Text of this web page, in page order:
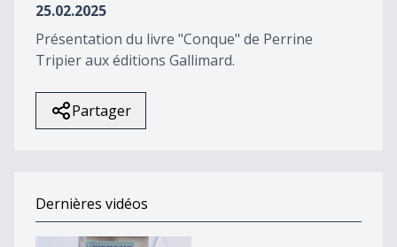
seconds
25.02.2025
Présentation du livre "Conque" de Perrine
Tripier aux éditions Gallimard.
Partager
Dernières vidéos